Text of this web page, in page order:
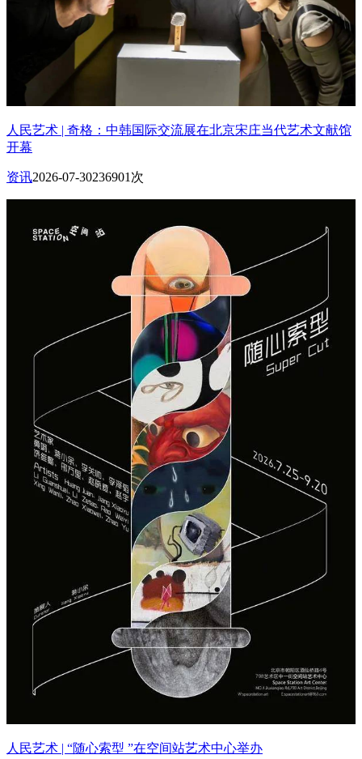
人民艺术 | 奇格：中韩国际交流展在北京宋庄当代艺术文献馆
开幕
资讯2026-07-30236901次
人民艺术 | “随心索型 ”在空间站艺术中心举办